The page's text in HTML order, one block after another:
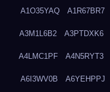
A1O35YAQ A1R67BR7
A3M1L6B2 A3PTDXK6
A4LMC1PF A4N5RYT3
A6I3WV0B A6YEHPPJ